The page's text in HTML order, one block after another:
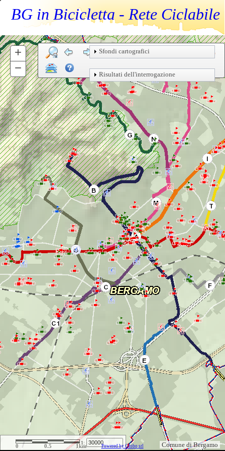
BG in Bicicletta - Rete Ciclabile
Comune di Bergamo
Sfondi cartografici
Risultati dell'interrogazione
0 0.5 1km
1:
+ Zoom
In
− Zoom
Out
Powered by Globo srl